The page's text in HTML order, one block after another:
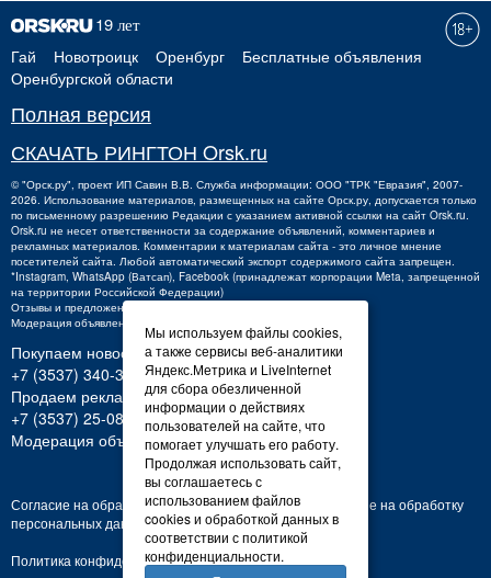
Гай Новотроицк Оренбург
Бесплатные объявления
Оренбургской области
Полная версия
СКАЧАТЬ РИНГТОН Orsk.ru
©"Орск.ру", проект ИП Савин В.В. Служба информации: ООО "ТРК "Евразия", 2007-
2026. Использование материалов, размещенных на сайте Орск.ру, допускается только
по письменному разрешению Редакции с указанием активной ссылки на сайт Orsk.ru.
Orsk.ru не несет ответственности за содержание объявлений, комментариев и
рекламных материалов. Комментарии к материалам сайта - это личное мнение
посетителей сайта. Любой автоматический экспорт содержимого сайта запрещен.
*Instagram, WhatsApp (Ватсап), Facebook (принадлежат корпорации Meta, запрещенной
на территории Российской Федерации)
Отзывы и предложения о работе портала:
Модерация объявлений +7 (3537) 32-71-28
Покупаем новости:
+7 (3537) 340-300,340300@orsk.ru
Продаем рекламу:
+7 (3537) 25-08-07;250807@orsk.ru
Модерация объявлений: +7 (3537) 32-71-28
Согласие на обработку персональных данных
Согласие на обработку
персональных данных
Политика конфиденциальности
Мы используем файлы cookies,
а также сервисы веб-аналитики
Яндекс.Метрика и LiveInternet
для сбора обезличенной
информации о действиях
пользователей на сайте, что
помогает улучшать его работу.
Продолжая использовать сайт,
вы соглашаетесь с
использованием файлов
cookies и обработкой данных в
соответствии с политикой
конфиденциальности.